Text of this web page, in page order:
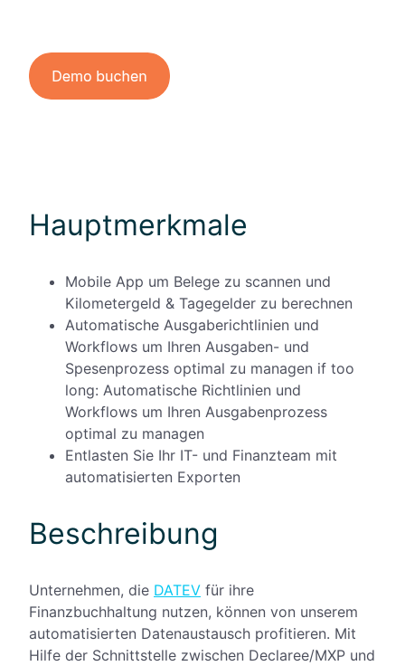
Hauptmerkmale
Mobile App um Belege zu scannen und
Kilometergeld & Tagegelder zu berechnen
Automatische Ausgaberichtlinien und
Workflows um Ihren Ausgaben- und
Spesenprozess optimal zu managen if too
long: Automatische Richtlinien und
Workflows um Ihren Ausgabenprozess
optimal zu managen
Entlasten Sie Ihr IT- und Finanzteam mit
automatisierten Exporten
Beschreibung
Unternehmen, die DATEV für ihre
Finanzbuchhaltung nutzen, können von unserem
automatisierten Datenaustausch profitieren. Mit
Hilfe der Schnittstelle zwischen Declaree/MXP und